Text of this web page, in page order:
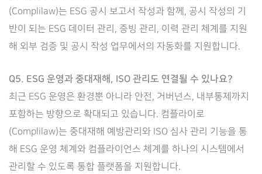
(Complilaw)는 ESG 공시 보고서 작성과 함께, 공시 작성의 기
반이 되는 ESG 데이터 관리, 증빙 관리, 이력 관리 체계를 지원
해 외부 검증 및 공시 작성 업무에서의 자동화를 지원합니다.
Q5. ESG 운영과 중대재해, ISO 관리도 연결될 수 있나요?
최근 ESG 운영은 환경뿐 아니라 안전, 거버넌스, 내부통제까지
포함하는 방향으로 확대되고 있습니다. 컴플라이로
(Complilaw)는 중대재해 예방관리와 ISO 심사 관리 기능을 통
해 ESG 운영 체계와 컴플라이언스 체계를 하나의 시스템에서
관리할 수 있도록 통합 플랫폼을 지원합니다.